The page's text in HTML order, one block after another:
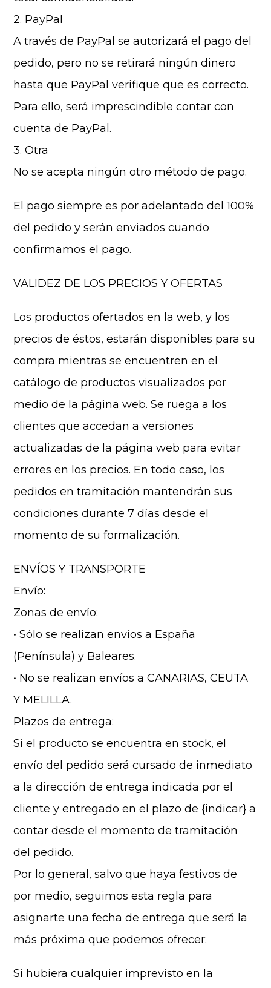
2. PayPal
A través de PayPal se autorizará el pago del
pedido, pero no se retirará ningún dinero
hasta que PayPal verifique que es correcto.
Para ello, será imprescindible contar con
cuenta de PayPal.
3. Otra
No se acepta ningún otro método de pago.
El pago siempre es por adelantado del 100%
del pedido y serán enviados cuando
confirmamos el pago.
VALIDEZ DE LOS PRECIOS Y OFERTAS
Los productos ofertados en la web, y los
precios de éstos, estarán disponibles para su
compra mientras se encuentren en el
catálogo de productos visualizados por
medio de la página web. Se ruega a los
clientes que accedan a versiones
actualizadas de la página web para evitar
errores en los precios. En todo caso, los
pedidos en tramitación mantendrán sus
condiciones durante 7 días desde el
momento de su formalización.
ENVÍOS Y TRANSPORTE
Envío:
Zonas de envío:
• Sólo se realizan envíos a España
(Península) y Baleares.
• No se realizan envíos a CANARIAS, CEUTA
Y MELILLA.
Plazos de entrega:
Si el producto se encuentra en stock, el
envío del pedido será cursado de inmediato
a la dirección de entrega indicada por el
cliente y entregado en el plazo de {indicar} a
contar desde el momento de tramitación
del pedido.
Por lo general, salvo que haya festivos de
por medio, seguimos esta regla para
asignarte una fecha de entrega que será la
más próxima que podemos ofrecer:
Si hubiera cualquier imprevisto en la